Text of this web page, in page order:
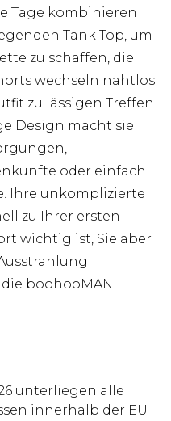
Tage kombinieren
Tank Top, um
zu schaffen, die
wechseln nahtlos
zu lässigen Treffen
Design macht sie
oder einfach
Ihre unkomplizierte
zu Ihrer ersten
wichtig ist, Sie aber
boohooMAN
unterliegen alle
innerhalb der EU